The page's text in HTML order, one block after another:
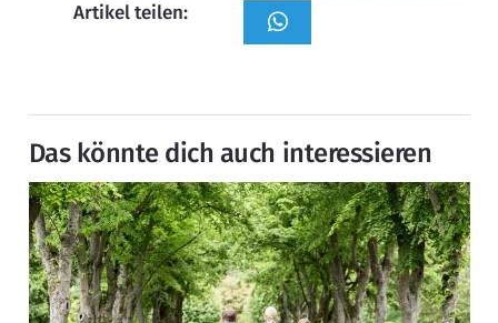
Artikel teilen:
Das könnte dich auch interessieren